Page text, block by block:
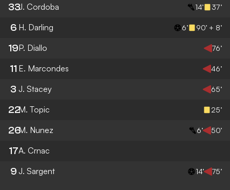
33J. Cordoba 14’ 37’
6 H. Darling 6’ 90’ + 8’
19P. Diallo 76’
11 E. Marcondes 46’
3 J. Stacey 65’
22M. Topic 25’
26M. Nunez 6’ 50’
17A. Crnac
9 J. Sargent 14’ 75’